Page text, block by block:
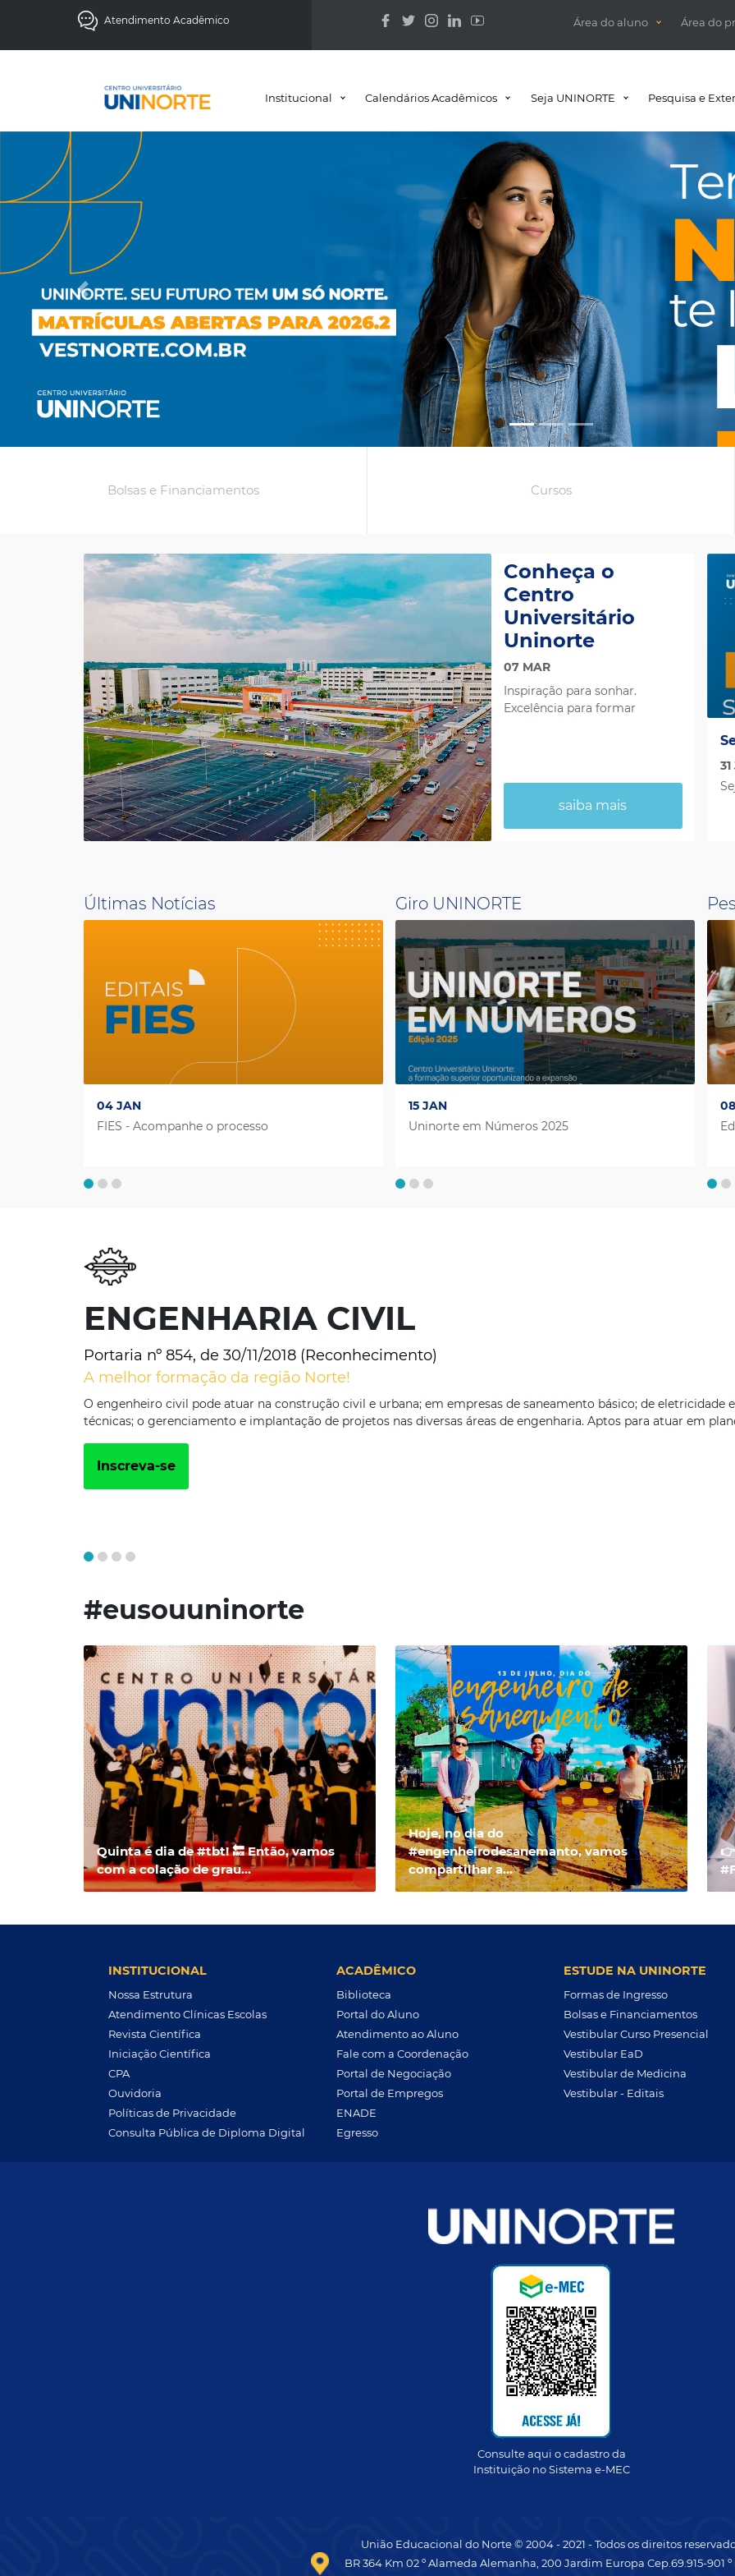
Atendimento Acadêmico Área do aluno Área do
Institucional Calendários Acadêmicos Seja UNINORTE Pesquisa e
Anterior
Bolsas e Financiamentos Cursos
Conheça o
Centro
Universitário
Uninorte
07 MAR
Inspiração para sonhar.
Excelência para formar
saiba mais
Últimas Notícias
04 JAN
FIES - Acompanhe o processo
02 MAR
ProUni - Acompanhe o processo
Giro UNINORTE
15 JAN
Uninorte em Números 2025
A
ENGENHARIA CIVIL
Portaria nº 854, de 30/11/2018 (Reconhecimento)
A melhor formação da região Norte!
O engenheiro civil pode atuar na construção civil e urbana; em empresas de saneamento básico; de eletricidade
técnicas; o gerenciamento e implantação de projetos nas diversas áreas de engenharia. Aptos para atuar em
Inscreva-se
#eusouuninorte
Quinta é dia de #tbt! 🔙 Então, vamos
com a colação de grau...
Hoje, no dia do
#engenheirodesanemanto, vamos
compartilhar a...
INSTITUCIONAL
Nossa Estrutura
Atendimento Clínicas Escolas
Revista Científica
Iniciação Científica
CPA
Ouvidoria
Políticas de Privacidade
Consulta Pública de Diploma Digital
ACADÊMICO
Biblioteca
Portal do Aluno
Atendimento ao Aluno
Fale com a Coordenação
Portal de Negociação
Portal de Empregos
ENADE
Egresso
ESTUDE NA UNINORTE
Formas de Ingresso
Bolsas e Financiamentos
Vestibular Curso Presencial
Vestibular EaD
Vestibular de Medicina
Vestibular - Editais
Consulte aqui o cadastro da
Instituição no Sistema e-MEC
União Educacional do Norte © 2004 - 2021 - Todos os direitos
BR 364 Km 02 º Alameda Alemanha, 200 Jardim Europa Cep.69.915-901